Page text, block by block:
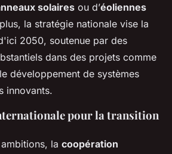
solaires ou d’éoliennes
la stratégie nationale vise la
2050, soutenue par des
dans des projets comme
développement de systèmes
innovants.
pour la transition
la coopération